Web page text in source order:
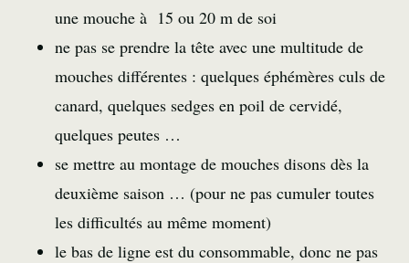
une mouche à 15 ou 20 m de soi
ne pas se prendre la tête avec une multitude de
mouches différentes : quelques éphémères culs de
canard, quelques sedges en poil de cervidé,
quelques peutes …
se mettre au montage de mouches disons dès la
deuxième saison … (pour ne pas cumuler toutes
les difficultés au même moment)
le bas de ligne est du consommable, donc ne pas